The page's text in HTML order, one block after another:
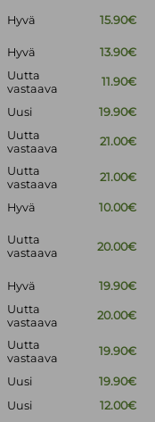
Hyvä 15.90€
Hyvä 13.90€
Uutta
vastaava
11.90€
Uusi 19.90€
Uutta
vastaava
21.00€
Uutta
vastaava
21.00€
Hyvä
10.00€
Uutta
vastaava
20.00€
Hyvä 19.90€
Uutta
vastaava
20.00€
Uutta
vastaava
19.90€
Uusi
19.90€
Uusi
12.00€